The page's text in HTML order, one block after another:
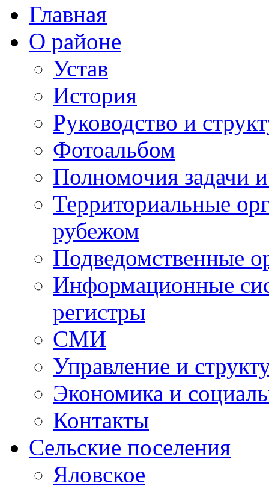
Главная
О районе
Устав
История
Руководство и
Фотоальбом
Полномочия задачи
Территориальные
рубежом
Подведомственные
Информационные
регистры
СМИ
Управление и
Экономика и
Контакты
Сельские поселения
Яловское